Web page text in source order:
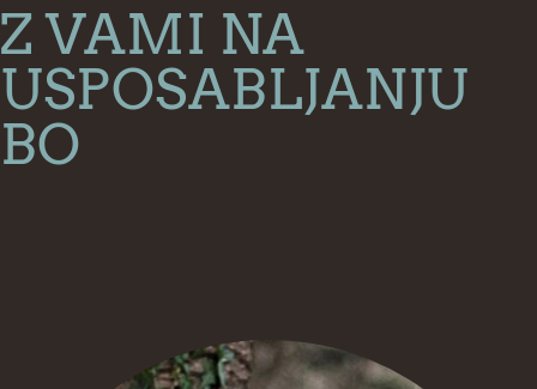
Z VAMI NA
USPOSABLJANJU
BO